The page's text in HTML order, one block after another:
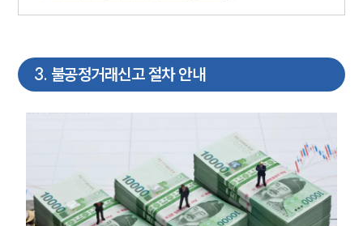
3. 불공정거래신고 절차 안내